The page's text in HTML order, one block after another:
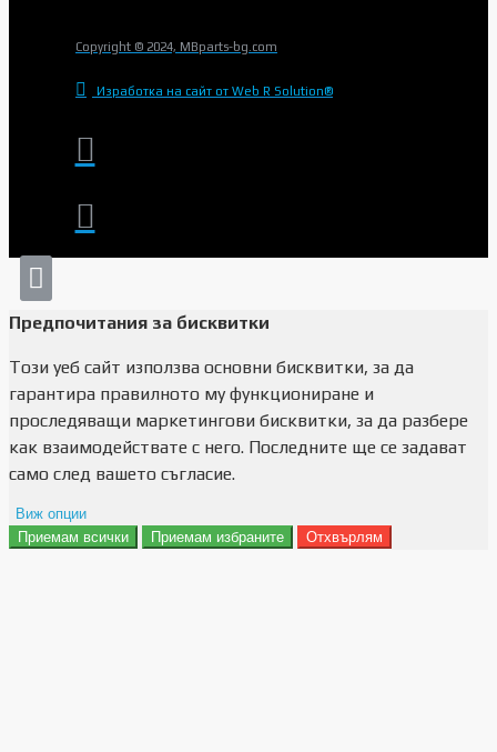
Copyright © 2024, MBparts-bg.com
Изработка на сайт от Web R Solution®
Предпочитания за бисквитки
Този уеб сайт използва основни бисквитки, за да
гарантира правилното му функциониране и
проследяващи маркетингови бисквитки, за да разбере
как взаимодействате с него. Последните ще се задават
само след вашето съгласие.
Виж опции
Препочитания за реклами
Приемам всички Приемам избраните Отхвърлям